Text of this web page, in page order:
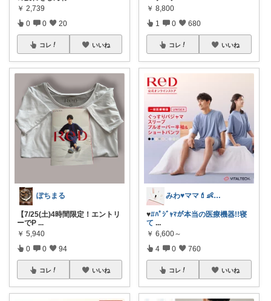
￥ 2,739
0 0 20
コレ いいね
ぽちまる
【7/25(土)4時間限定！エントリ
ーでP ...
￥ 5,940
0 0 94
コレ いいね
￥ 8,800
1 0 680
コレ いいね
みわ♥️ママ💄👶夏かわいい
♥️#ﾊﾟｼﾞｬﾏが本当の医療機器!!寝
て ...
￥ 6,600～
4 0 760
コレ いいね